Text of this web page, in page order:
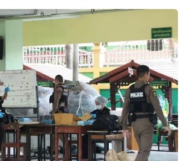
tên lửa S-400 mà Thổ Nhĩ Kỳ đã mua của
(Ảnh: EPA-EFE/TTXVN)
Nhĩ Kỳ đã bác bỏ chỉ trích của
thống phòng không của Nga mà
không phù hợp với những cam
đối với Tổ chức Hiệp ước Bắc